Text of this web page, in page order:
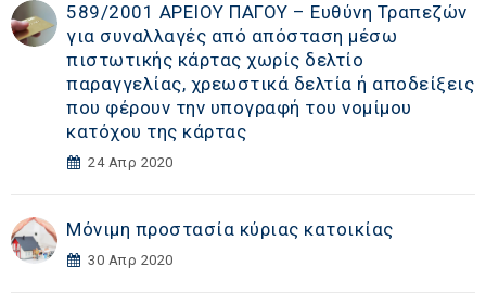
589/2001 ΑΡΕΙΟΥ ΠΑΓΟΥ – Ευθύνη Τραπεζών
για συναλλαγές από απόσταση μέσω
πιστωτικής κάρτας χωρίς δελτίο
παραγγελίας, χρεωστικά δελτία ή αποδείξεις
που φέρουν την υπογραφή του νομίμου
κατόχου της κάρτας
24 Απρ 2020
Μόνιμη προστασία κύριας κατοικίας
30 Απρ 2020